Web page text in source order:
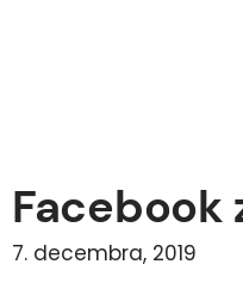
Facebook
7. decembra, 2019